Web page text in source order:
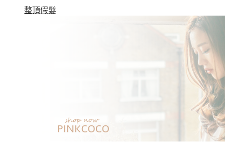
整頂假髮